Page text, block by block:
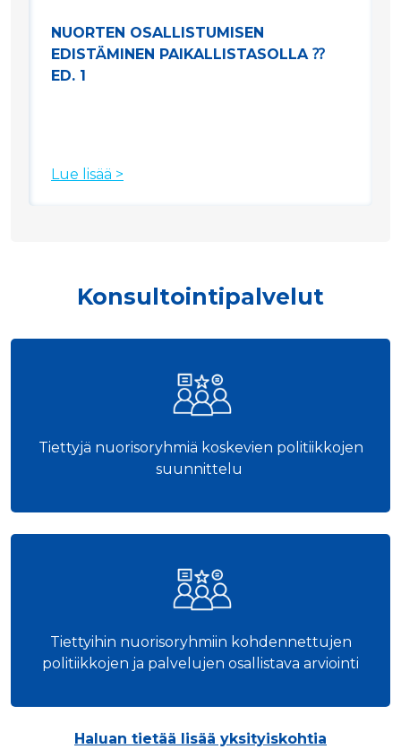
NUORTEN OSALLISTUMISEN
EDISTÄMINEN PAIKALLISTASOLLA ⁇
ED. 1
Lue lisää >
Konsultointipalvelut
Tiettyjä nuorisoryhmiä koskevien politiikkojen
suunnittelu
Tiettyihin nuorisoryhmiin kohdennettujen
politiikkojen ja palvelujen osallistava arviointi
Haluan tietää lisää yksityiskohtia